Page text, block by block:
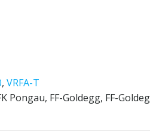
, VRFA-T
Pongau, FF-Goldegg, FF-